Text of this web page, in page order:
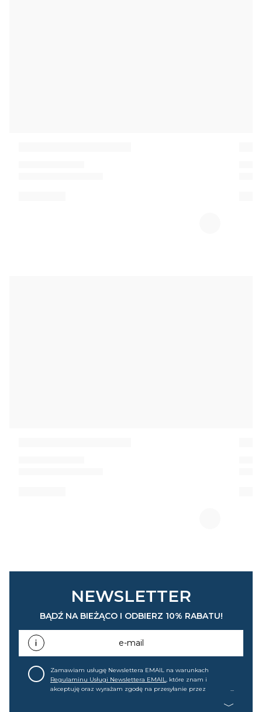
NEWSLETTER
BĄDŹ NA BIEŻĄCO I ODBIERZ 10% RABATU!
e-mail
Zamawiam usługę Newslettera EMAIL na warunkach
Regulaminu Usługi Newslettera EMAIL, które znam i
akceptuję oraz wyrażam zgodę na przesyłanie przez